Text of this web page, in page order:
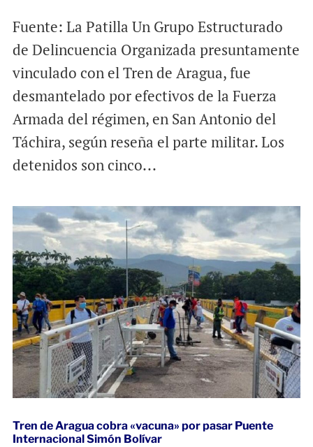
Fuente: La Patilla Un Grupo Estructurado
de Delincuencia Organizada presuntamente
vinculado con el Tren de Aragua, fue
desmantelado por efectivos de la Fuerza
Armada del régimen, en San Antonio del
Táchira, según reseña el parte militar. Los
detenidos son cinco...
Tren de Aragua cobra «vacuna» por pasar Puente
Internacional Simón Bolívar